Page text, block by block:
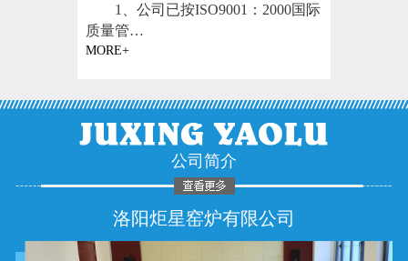
1、公司已按ISO9001：2000国际
质量管…
MORE+
公司简介
洛阳炬星窑炉有限公司